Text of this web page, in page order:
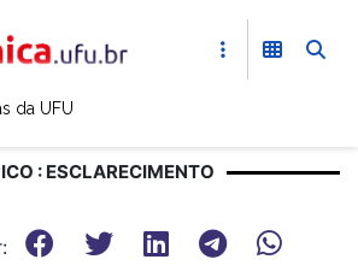
da UFU
: ESCLARECIMENTO